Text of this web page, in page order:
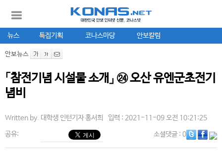
뉴스 특집기획 코나스마당 안보칼럼
안보뉴스
「참전기념 시설물 소개」 ㉔ 오산 유엔군초전기
념비
Written by. 대학생 인턴기자 홍서희 입력 : 2021-11-09 오전 10:21:25
공유: 소셜댓글: 0